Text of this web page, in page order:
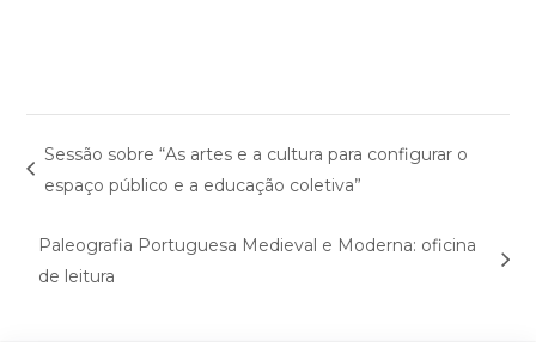
Sessão sobre “As artes e a cultura para configurar o
espaço público e a educação coletiva”
Paleografia Portuguesa Medieval e Moderna: oficina
de leitura